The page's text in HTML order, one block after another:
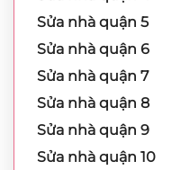
Sửa nhà quận 5
Sửa nhà quận 6
Sửa nhà quận 7
Sửa nhà quận 8
Sửa nhà quận 9
Sửa nhà quận 10